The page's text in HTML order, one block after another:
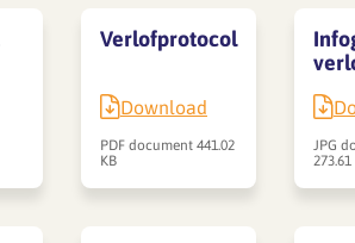
Verlofprotocol
Download
PDF document 441.02
KB
JPG
273.61